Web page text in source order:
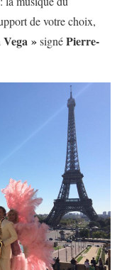
de votre choix,
»signéPierre-